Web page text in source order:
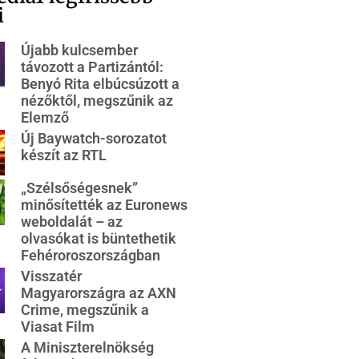
Újabb kulcsember
távozott a Partizántól:
Benyó Rita elbúcsúzott a
nézőktől, megszűnik az
Elemző
Új Baywatch-sorozatot
készít az RTL
„Szélsőségesnek”
minősítették az Euronews
weboldalát – az
olvasókat is büntethetik
Fehéroroszországban
Visszatér
Magyarországra az AXN
Crime, megszűnik a
Viasat Film
A Miniszterelnökség